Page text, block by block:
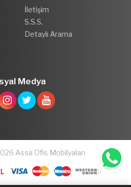
İletişim
S.S.S.
Detaylı Arama
Medya
Assa Ofis Mobilyaları